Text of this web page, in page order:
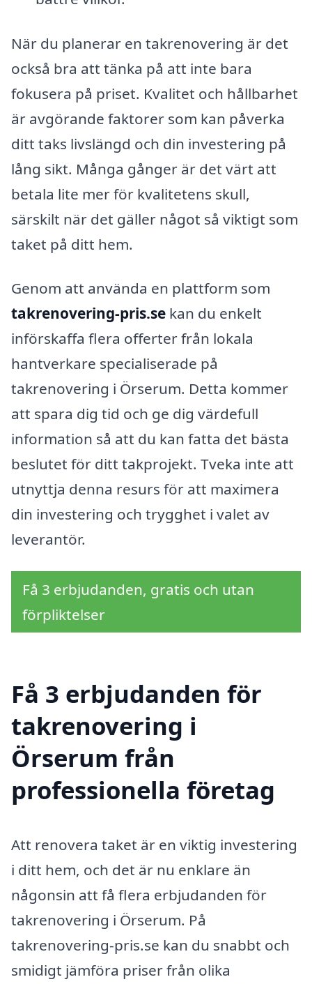
När du planerar en takrenovering är det
också bra att tänka på att inte bara
fokusera på priset. Kvalitet och hållbarhet
är avgörande faktorer som kan påverka
ditt taks livslängd och din investering på
lång sikt. Många gånger är det värt att
betala lite mer för kvalitetens skull,
särskilt när det gäller något så viktigt som
taket på ditt hem.
Genom att använda en plattform som
takrenovering-pris.se kan du enkelt
införskaffa flera offerter från lokala
hantverkare specialiserade på
takrenovering i Örserum. Detta kommer
att spara dig tid och ge dig värdefull
information så att du kan fatta det bästa
beslutet för ditt takprojekt. Tveka inte att
utnyttja denna resurs för att maximera
din investering och trygghet i valet av
leverantör.
Få 3 erbjudanden, gratis och utan
förpliktelser
Få 3 erbjudanden för
takrenovering i
Örserum från
professionella företag
Att renovera taket är en viktig investering
i ditt hem, och det är nu enklare än
någonsin att få flera erbjudanden för
takrenovering i Örserum. På
takrenovering-pris.se kan du snabbt och
smidigt jämföra priser från olika